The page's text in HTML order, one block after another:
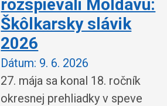
rozspievali Moldavu:
Škôlkarsky slávik
2026
Dátum: 9. 6. 2026
27. mája sa konal 18. ročník
okresnej prehliadky v speve